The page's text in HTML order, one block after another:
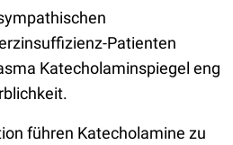
Patienten
Katecholaminspiegel eng
führen Katecholamine zu